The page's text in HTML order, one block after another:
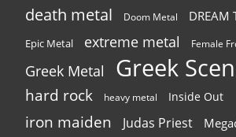
death metal Doom Metal DREAM
Epic Metal extreme metal Female
Greek Metal Greek
hard rock heavy metal Inside Out
iron maiden Judas Priest